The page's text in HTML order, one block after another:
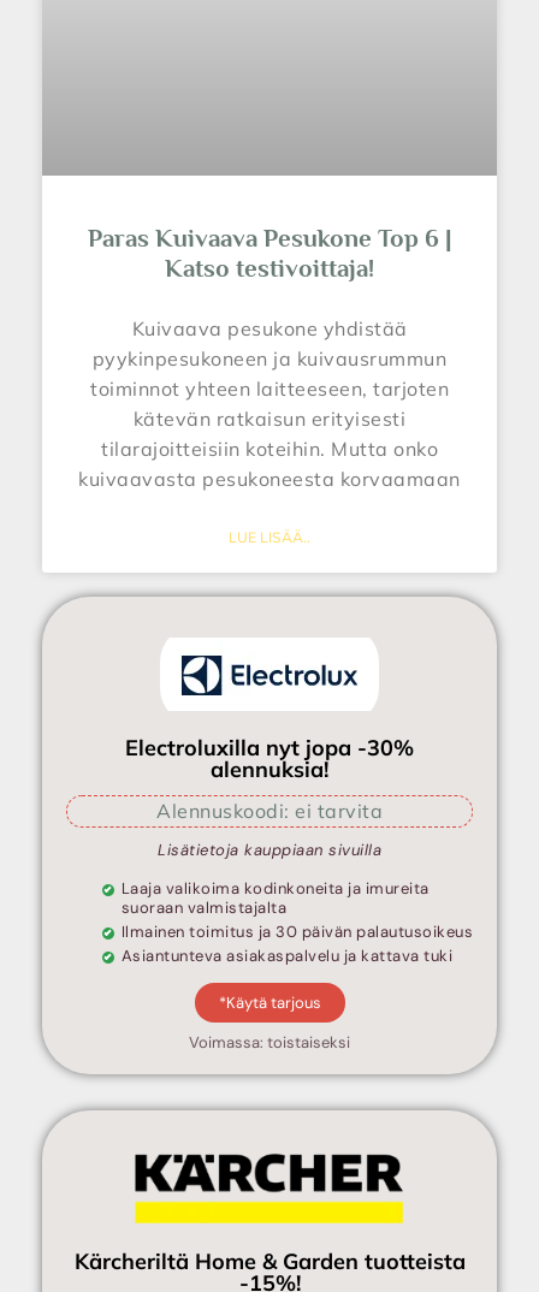
Paras Kuivaava Pesukone Top 6 |
Katso testivoittaja!
Kuivaava pesukone yhdistää
pyykinpesukoneen ja kuivausrummun
toiminnot yhteen laitteeseen, tarjoten
kätevän ratkaisun erityisesti
tilarajoitteisiin koteihin. Mutta onko
kuivaavasta pesukoneesta korvaamaan
LUE LISÄÄ..
Electroluxilla nyt jopa -30%
alennuksia!
Alennuskoodi: ei tarvita
Lisätietoja kauppiaan sivuilla
Laaja valikoima kodinkoneita ja imureita
suoraan valmistajalta
Ilmainen toimitus ja 30 päivän palautusoikeus
Asiantunteva asiakaspalvelu ja kattava tuki
*Käytä tarjous
Voimassa: toistaiseksi
Kärcheriltä Home & Garden tuotteista
-15%!